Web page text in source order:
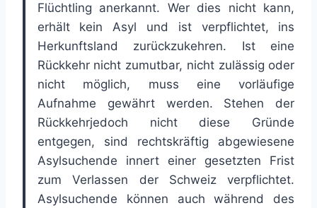
Flüchtling anerkannt. Wer dies nicht kann,
erhält kein Asyl und ist verpflichtet, ins
Herkunftsland zurückzukehren. Ist eine
Rückkehr nicht zumutbar, nicht zulässig oder
nicht möglich, muss eine vorläufige
Aufnahme gewährt werden. Stehen der
Rückkehrjedoch nicht diese Gründe
entgegen, sind rechtskräftig abgewiesene
Asylsuchende innert einer gesetzten Frist
zum Verlassen der Schweiz verpflichtet.
Asylsuchende können auch während des